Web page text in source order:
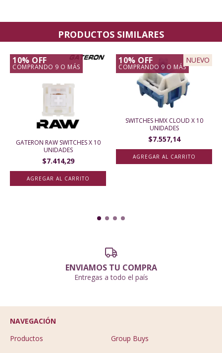
PRODUCTOS SIMILARES
10% OFF
COMPRANDO 9 O MÁS
GATERON RAW SWITCHES X 10
UNIDADES
$7.414,29
10% OFF
COMPRANDO 9 O MÁS
NUEVO
SWITCHES HMX CLOUD X 10
UNIDADES
$7.557,14
ENVIAMOS TU COMPRA
Entregas a todo el país
NAVEGACIÓN
Productos
Group Buys